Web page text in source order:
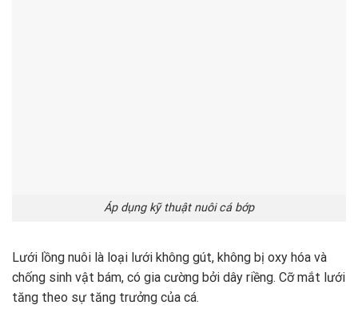
Áp dụng kỹ thuật nuôi cá bớp
Lưới lồng nuôi là loại lưới không gút, không bị oxy hóa và
chống sinh vật bám, có gia cường bởi dây riềng. Cỡ mắt lưới
tăng theo sự tăng trưởng của cá.